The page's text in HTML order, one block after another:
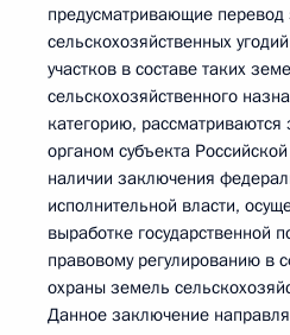
предусматривающие перевод
сельскохозяйственных
участков в составе таких
сельскохозяйственного
категорию,
органом субъекта
наличии заключения
исполнительной власти,
выработке государственной
правовому регулированию в
охраны земель
Данное заключение